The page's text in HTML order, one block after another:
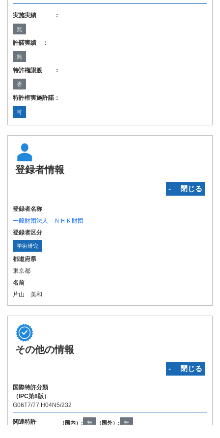
実施実績 ：
無
許諾実績 ：
無
特許権譲渡 ：
否
特許権実施許諾：
可
登録者情報
‐ 閉じる
登録者名称
一般財団法人 ＮＨＫ財団
登録者区分
学術研究
都道府県
東京都
名前
片山 美和
その他の情報
‐ 閉じる
国際特許分類
（IPC第8版）
G06T7/77 H04N5/232
関連特許 （国内）: 無 （国外）: 無